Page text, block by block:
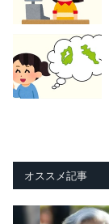
オススメ記事